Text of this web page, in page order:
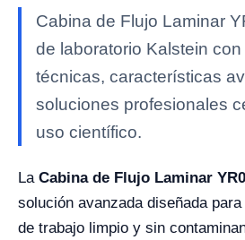
Cabina de Flujo Laminar
de laboratorio Kalstein
técnicas, características
soluciones profesionales
uso científico.
La Cabina de Flujo Laminar
solución avanzada diseñada
de trabajo limpio y sin